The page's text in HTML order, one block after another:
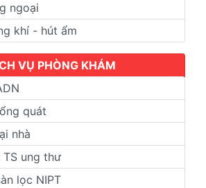
ngoại
khí - hút ẩm
VỤ PHÒNG KHÁM
quát
nhà
ung thư
lọc NIPT